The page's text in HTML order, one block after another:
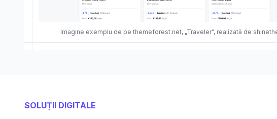
Imagine exemplu de pe themeforest.net, „Traveler”, realizată de
SOLUȚII DIGITALE